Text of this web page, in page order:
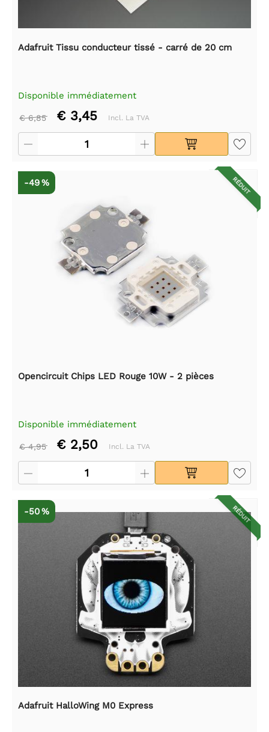
Adafruit Tissu conducteur tissé - carré de 20 cm
Disponible immédiatement
€ 6,85 € 3,45 Incl. La TVA
RÉDUIT
-49 %
Opencircuit Chips LED Rouge 10W - 2 pièces
Disponible immédiatement
€ 4,95 € 2,50 Incl. La TVA
RÉDUIT
-50 %
Adafruit HalloWing M0 Express